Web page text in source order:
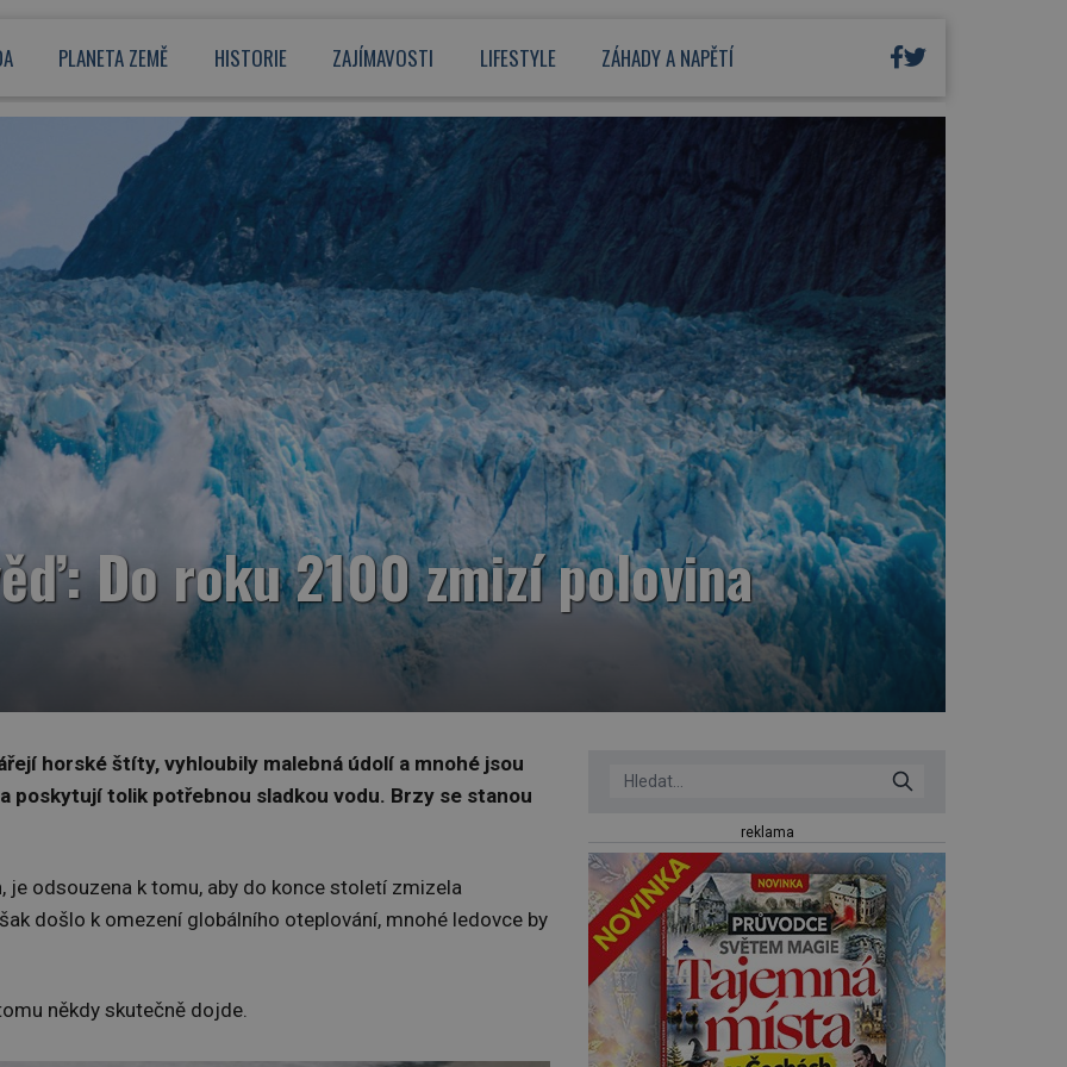
PLANETA ZEMĚ HISTORIE ZAJÍMAVOSTI LIFESTYLE ZÁHADY A NAPĚTÍ
Do roku 2100 zmizí polovina
horské štíty, vyhloubily malebná údolí a mnohé jsou
poskytují tolik potřebnou sladkou vodu. Brzy se stanou
je odsouzena k tomu, aby do konce století zmizela
došlo k omezení globálního oteplování, mnohé ledovce by
někdy skutečně dojde.
reklama